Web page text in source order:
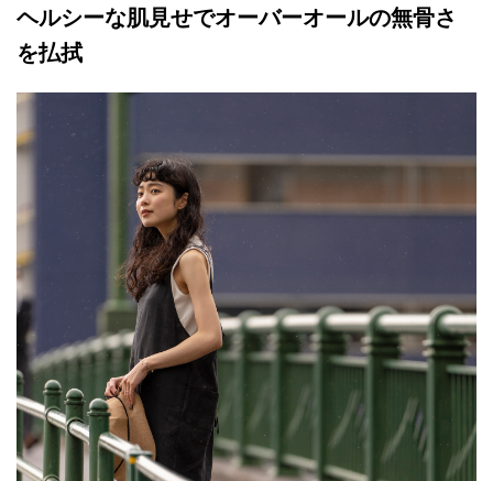
ヘルシーな肌見せでオーバーオールの無骨さ
を払拭